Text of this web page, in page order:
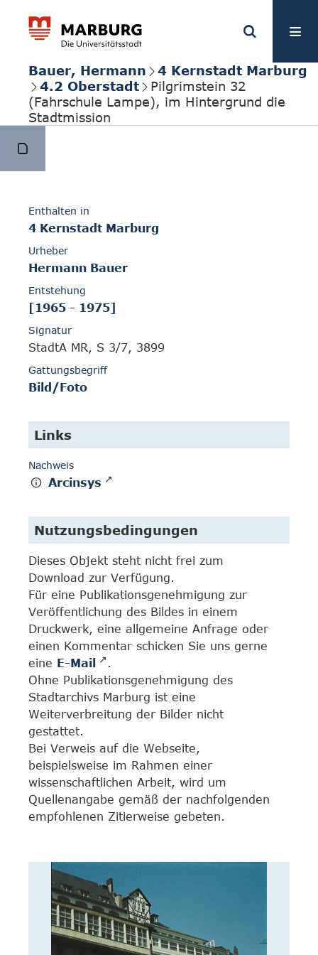
Bauer, Hermann
4 Kernstadt Marburg
4.2 Oberstadt
Pilgrimstein 32
(Fahrschule Lampe), im Hintergrund die
Stadtmission
Enthalten in
4 Kernstadt Marburg
Urheber
Hermann Bauer
Entstehung
[1965 - 1975]
Signatur
StadtA MR, S 3/7, 3899
Gattungsbegriff
Bild/Foto
Links
Nachweis
Arcinsys
Nutzungsbedingungen
Dieses Objekt steht nicht frei zum
Download zur Verfügung.
Für eine Publikationsgenehmigung zur
Veröffentlichung des Bildes in einem
Druckwerk, eine allgemeine Anfrage oder
einen Kommentar schicken Sie uns gerne
eine E-Mail
.
Ohne Publikationsgenehmigung des
Stadtarchivs Marburg ist eine
Weiterverbreitung der Bilder nicht
gestattet.
Bei Verweis auf die Webseite,
beispielsweise im Rahmen einer
wissenschaftlichen Arbeit, wird um
Quellenangabe gemäß der nachfolgenden
empfohlenen Zitierweise gebeten.